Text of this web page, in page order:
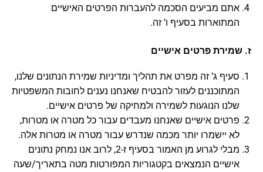
אתם מביעים הסכמה להעברות הפרטים האישיים
המתוארות בסעיף ו’ זה.
ז. שמירת פרטים אישיים
סעיף ג’ זה מפרט את תהליך ומדיניות שמירת הנתונים שלנו,
המתוכננים לעזור להבטיח שאנחנו נענים לחובות המשפטיות
שלנו הנוגעות לשמירה ולמחיקה של פרטים אישיים.
פרטים אישיים שאנחנו מעבדים עבור כל מטרה או מטרות,
לא יישמרו יותר מכמה שנדרש עבור מטרה או מטרות אלה.
מבלי לגרוע מן האמור בסעיף ז-2, לרוב אנו נמחק נתונים
אישיים הנמצאים בקטגוריות המפורטות מטה בתאריך/שעה